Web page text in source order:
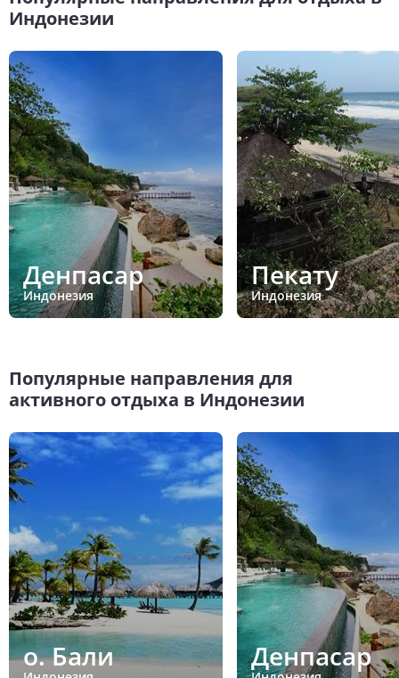
Индонезии
Денпасар
Индонезия
Пекату
Индонезия
Популярные направления для
активного отдыха в Индонезии
о. Бали Денпасар